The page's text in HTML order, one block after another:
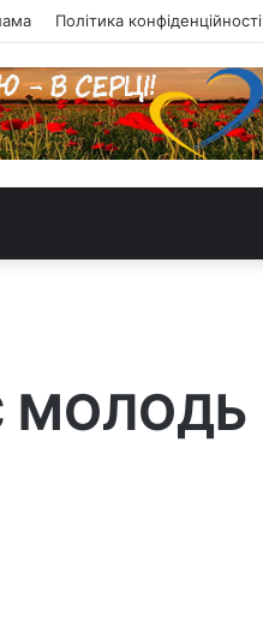
Політика конфіденційності
МОЛОДЬ